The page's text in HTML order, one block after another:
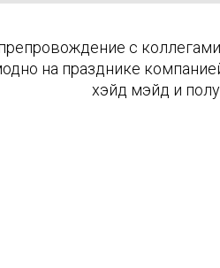
с
на празднике
хэйд мэйд и